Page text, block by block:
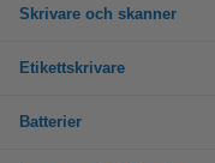
Skrivare och skanner
Etikettskrivare
Batterier